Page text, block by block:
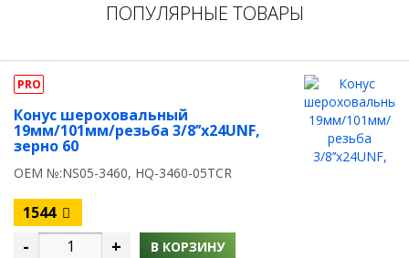
ПОПУЛЯРНЫЕ ТОВАРЫ
PRO
Конус шероховальный
19мм/101мм/резьба 3/8’’х24UNF,
зерно 60
OEM №:NS05-3460, HQ-3460-05TCR
1544
- + В КОРЗИНУ